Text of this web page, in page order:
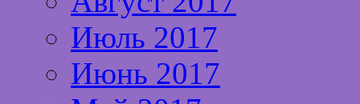
Июль 2017
Июнь 2017